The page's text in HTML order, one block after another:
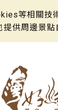
等相關技
提供周邊景